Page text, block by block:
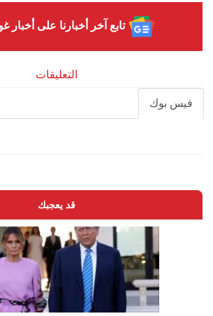
تابع آخر أخبارنا على أخبار
التعليقات
فيس بوك
قد يعجبك